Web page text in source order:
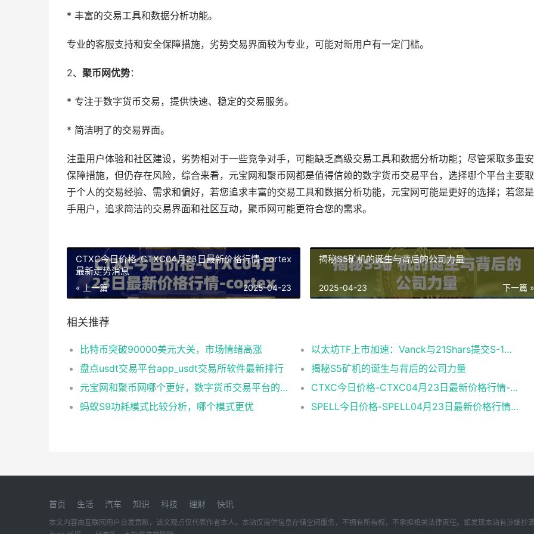
* 丰富的交易工具和数据分析功能。
专业的客服支持和安全保障措施，劣势交易界面较为专业，可能对新用户有一定门槛。
2、 聚币网优势：
* 专注于数字货币交易，提供快速、稳定的交易服务。
* 简洁明了的交易界面。
注重用户体验和社区建设，劣势相对于一些竞争对手，可能缺乏高级交易工具和数据分析功能；尽管采取多重
保障措施，但仍存在风险，综合来看，元宝网和聚币网都是值得信赖的数字货币交易平台，选择哪个平台主要
于个人的交易经验、需求和偏好，若您追求丰富的交易工具和数据分析功能，元宝网可能是更好的选择；若您
手用户，追求简洁的交易界面和社区互动，聚币网可能更符合您的需求。
CTXC今日价格-CTXC04月23日最新价格行情-cortex
最新走势消息
« 上一篇 2025-04-23
揭秘S5矿机的诞生与背后的公司力量
下一篇 »
2025-04-23
相关推荐
比特币突破90000美元大关，市场情绪高涨
以太坊TF上市加速：Vanck与21Shars提交S-1修订
盘点usdt交易平台app_usdt交易所软件最新排行
揭秘S5矿机的诞生与背后的公司力量
元宝网和聚币网哪个更好，数字货币交易平台的全面对比
CTXC今日价格-CTXC04月23日最新价格行情-cortex最新走势消息
蚂蚁S9功耗模式比较分析，哪个模式更优
SPELL今日价格-SPELL04月23日最新价格行情-spell-token最新走势消息
首页 生活 汽车 知识 科技 理财 快讯
本文内容由互联网用户自发贡献，该文观点仅代表作者本人。本站仅提供信息存储空间服务，不拥有所有权，不承担相关法律责任。如发现本站有涉嫌